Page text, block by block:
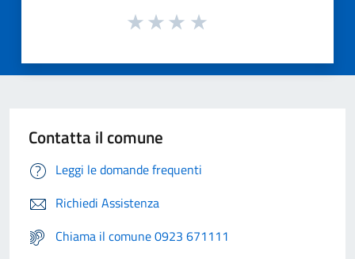
Contatta il comune
Leggi le domande frequenti
Richiedi Assistenza
Chiama il comune 0923 671111